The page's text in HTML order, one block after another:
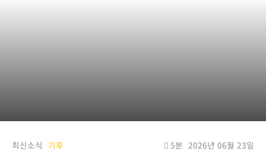
최신소식 기후 5분 2026년 06월 23일